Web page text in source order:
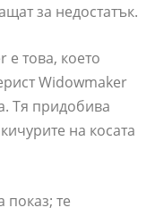
за недостатък.
е това, което
Widowmaker
Тя придобива
на косата
показ; те